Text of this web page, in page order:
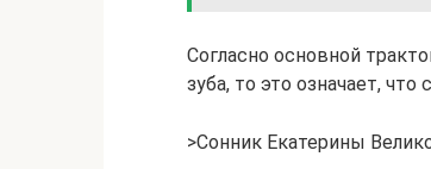
Согласно основной
зуба, то это означает,
>Сонник Екатерины